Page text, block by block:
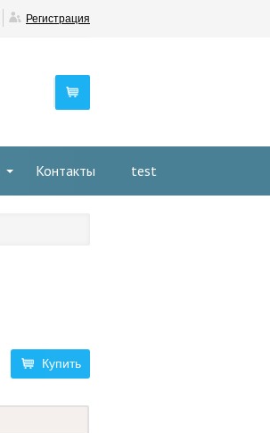
Регистрация
Контакты test
Купить